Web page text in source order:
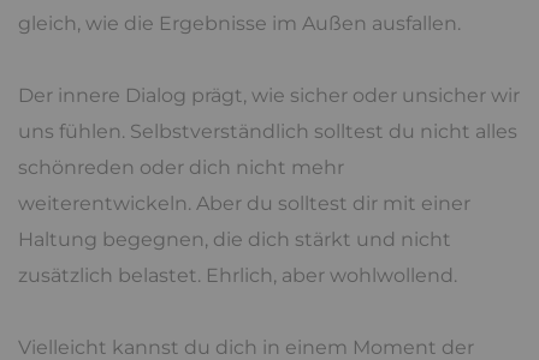
gleich, wie die Ergebnisse im Außen ausfallen.
Der innere Dialog prägt, wie sicher oder unsicher wir
uns fühlen. Selbstverständlich solltest du nicht alles
schönreden oder dich nicht mehr
weiterentwickeln. Aber du solltest dir mit einer
Haltung begegnen, die dich stärkt und nicht
zusätzlich belastet. Ehrlich, aber wohlwollend.
Vielleicht kannst du dich in einem Moment der